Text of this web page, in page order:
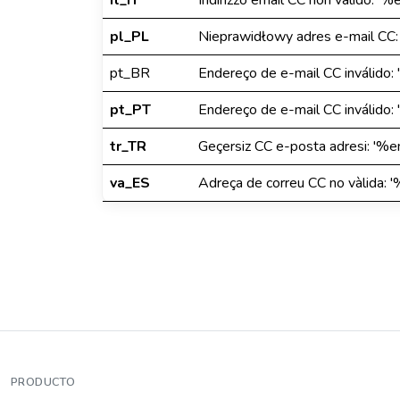
pl_PL
Nieprawidłowy adres e-mail
pt_BR
Endereço de e-mail CC
pt_PT
Endereço de e-mail CC
tr_TR
Geçersiz CC e-posta adresi:
va_ES
Adreça de correu CC no vàlida:
PRODUCTO